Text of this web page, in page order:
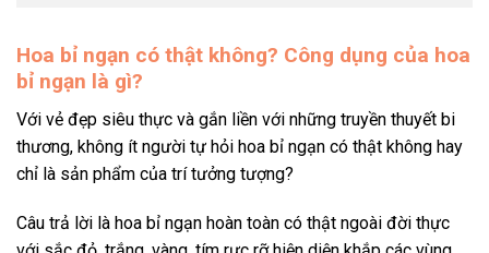
Hoa bỉ ngạn có thật không? Công dụng của hoa
bỉ ngạn là gì?
Với vẻ đẹp siêu thực và gắn liền với những truyền thuyết bi
thương, không ít người tự hỏi hoa bỉ ngạn có thật không hay
chỉ là sản phẩm của trí tưởng tượng?
Câu trả lời là hoa bỉ ngạn hoàn toàn có thật ngoài đời thực